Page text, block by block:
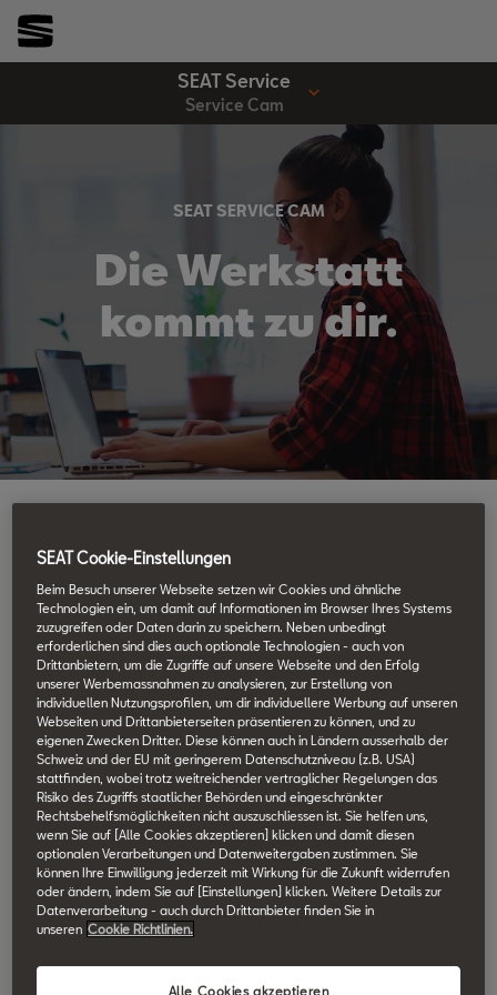
SEAT Service
Service Cam
SEAT SERVICE CAM
Die Werkstatt
kommt zu dir.
Wo auch immer du bist, was auch immer du tust: Unsere Experten
nehmen dich per Video mit in die Werkstatt und informieren dich
direkt über den technischen Zustand deines Fahrzeugs.
Individuell und komfortabel.
SEAT Cookie-Einstellungen
Beim Besuch unserer Webseite setzen wir Cookies und ähnliche
Technologien ein, um damit auf Informationen im Browser Ihres Systems
zuzugreifen oder Daten darin zu speichern. Neben unbedingt
erforderlichen sind dies auch optionale Technologien - auch von
Drittanbietern, um die Zugriffe auf unsere Webseite und den Erfolg
unserer Werbemassnahmen zu analysieren, zur Erstellung von
individuellen Nutzungsprofilen, um dir individuellere Werbung auf unseren
Webseiten und Drittanbieterseiten präsentieren zu können, und zu
eigenen Zwecken Dritter. Diese können auch in Ländern ausserhalb der
Schweiz und der EU mit geringerem Datenschutzniveau (z.B. USA)
stattfinden, wobei trotz weitreichender vertraglicher Regelungen das
Risiko des Zugriffs staatlicher Behörden und eingeschränkter
Rechtsbehelfsmöglichkeiten nicht auszuschliessen ist. Sie helfen uns,
wenn Sie auf [Alle Cookies akzeptieren] klicken und damit diesen
optionalen Verarbeitungen und Datenweitergaben zustimmen. Sie
können Ihre Einwilligung jederzeit mit Wirkung für die Zukunft widerrufen
oder ändern, indem Sie auf [Einstellungen] klicken. Weitere Details zur
Datenverarbeitung - auch durch Drittanbieter finden Sie in
unseren Cookie Richtlinien.
Alle Cookies akzeptieren